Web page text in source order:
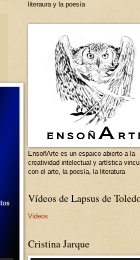
literaura y la poesía
EnsoñArte es un espaico abierto a la
creatividad intelectual y artística
con el arte, la poesía, la literatura
Vídeos de Lapsus de
Videos
Cristina Jarque